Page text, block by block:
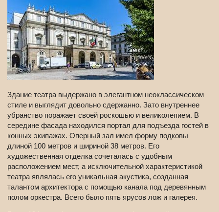
Здание театра выдержано в элегантном неоклассическом
стиле и выглядит довольно сдержанно. Зато внутреннее
убранство поражает своей роскошью и великолепием. В
середине фасада находился портал для подъезда гостей в
конных экипажах. Оперный зал имел форму подковы
длиной 100 метров и шириной 38 метров. Его
художественная отделка сочеталась с удобным
расположением мест, а исключительной характеристикой
театра являлась его уникальная акустика, созданная
талантом архитектора с помощью канала под деревянным
полом оркестра. Всего было пять ярусов лож и галерея.